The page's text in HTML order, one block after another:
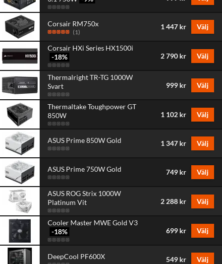
Corsair RM750x
(1)
1 447 kr Välj
Corsair HXi Series HX1500i
-18% 2 790 kr Välj
Thermalright TR-TG 1000W
Svart
999 kr Välj
Thermaltake Toughpower GT
850W
1 102 kr Välj
ASUS Prime 850W Gold 1 347 kr Välj
ASUS Prime 750W Gold 749 kr Välj
ASUS ROG Strix 1000W
Platinum Vit
2 288 kr Välj
Cooler Master MWE Gold V3
-18% 699 kr Välj
DeepCool PF600X 549 kr Välj